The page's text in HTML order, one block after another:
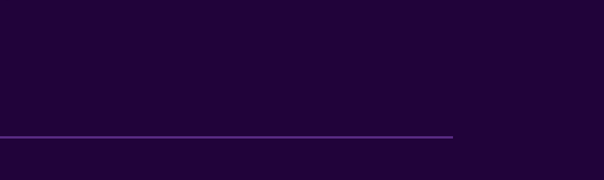
och telefon. Massage på
du 2 bubbelpooler, en inomhuspool och en